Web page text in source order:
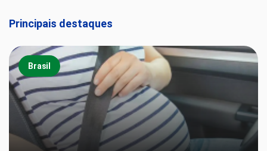
Principais destaques
Brasil